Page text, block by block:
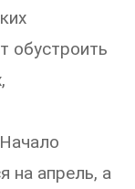
обустроить
на апрель, а